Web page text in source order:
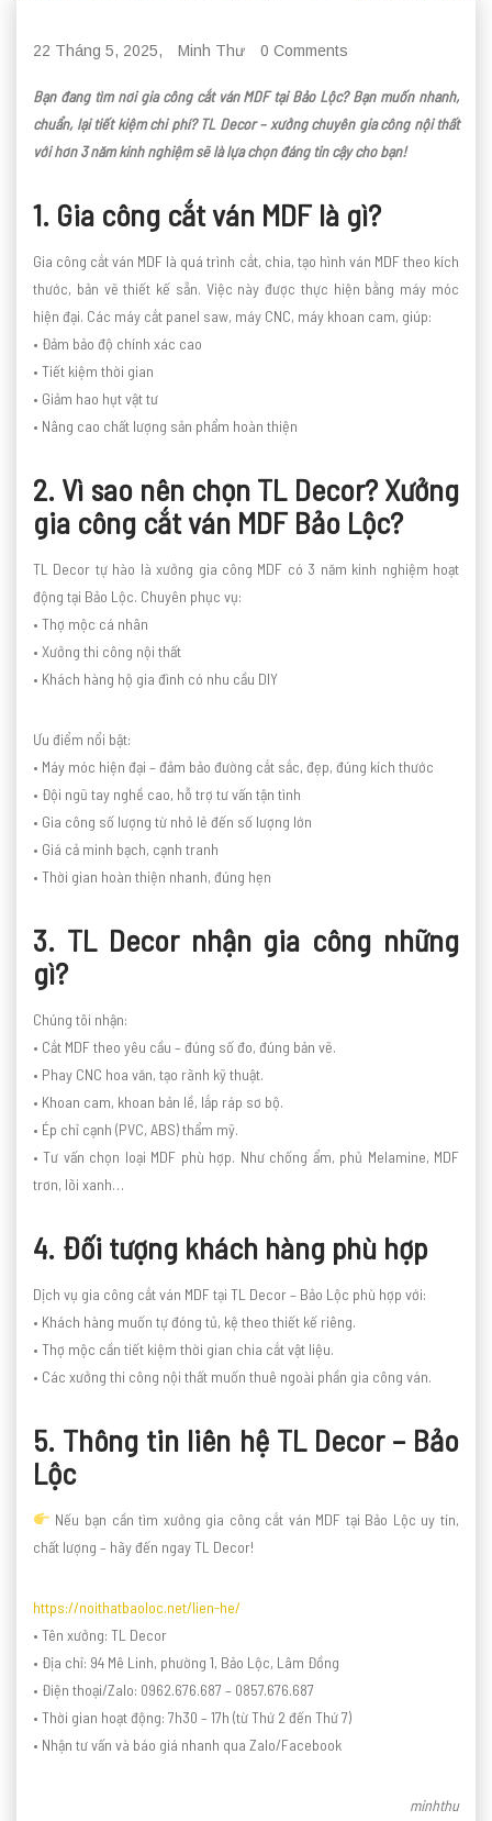
22 Tháng 5, 2025, Minh Thư 0 Comments
Bạn đang tìm nơi gia công cắt ván MDF tại Bảo Lộc? Bạn muốn nhanh,
chuẩn, lại tiết kiệm chi phí? TL Decor – xưởng chuyên gia công nội thất
với hơn 3 năm kinh nghiệm sẽ là lựa chọn đáng tin cậy cho bạn!
1. Gia công cắt ván MDF là gì?
Gia công cắt ván MDF là quá trình cắt, chia, tạo hình ván MDF theo kích
thước, bản vẽ thiết kế sẵn. Việc này được thực hiện bằng máy móc
hiện đại. Các máy cắt panel saw, máy CNC, máy khoan cam, giúp:
• Đảm bảo độ chính xác cao
• Tiết kiệm thời gian
• Giảm hao hụt vật tư
• Nâng cao chất lượng sản phẩm hoàn thiện
2. Vì sao nên chọn TL Decor? Xưởng
gia công cắt ván MDF Bảo Lộc?
TL Decor tự hào là xưởng gia công MDF có 3 năm kinh nghiệm hoạt
động tại Bảo Lộc. Chuyên phục vụ:
• Thợ mộc cá nhân
• Xưởng thi công nội thất
• Khách hàng hộ gia đình có nhu cầu DIY
Ưu điểm nổi bật:
• Máy móc hiện đại – đảm bảo đường cắt sắc, đẹp, đúng kích thước
• Đội ngũ tay nghề cao, hỗ trợ tư vấn tận tình
• Gia công số lượng từ nhỏ lẻ đến số lượng lớn
• Giá cả minh bạch, cạnh tranh
• Thời gian hoàn thiện nhanh, đúng hẹn
3. TL Decor nhận gia công những
gì?
Chúng tôi nhận:
• Cắt MDF theo yêu cầu – đúng số đo, đúng bản vẽ.
• Phay CNC hoa văn, tạo rãnh kỹ thuật.
• Khoan cam, khoan bản lề, lắp ráp sơ bộ.
• Ép chỉ cạnh (PVC, ABS) thẩm mỹ.
• Tư vấn chọn loại MDF phù hợp. Như chống ẩm, phủ Melamine, MDF
trơn, lõi xanh…
4. Đối tượng khách hàng phù hợp
Dịch vụ gia công cắt ván MDF tại TL Decor – Bảo Lộc phù hợp với:
• Khách hàng muốn tự đóng tủ, kệ theo thiết kế riêng.
• Thợ mộc cần tiết kiệm thời gian chia cắt vật liệu.
• Các xưởng thi công nội thất muốn thuê ngoài phần gia công ván.
5. Thông tin liên hệ TL Decor – Bảo
Lộc
Nếu bạn cần tìm xưởng gia công cắt ván MDF tại Bảo Lộc uy tín,
chất lượng – hãy đến ngay TL Decor!
https://noithatbaoloc.net/lien-he/
• Tên xưởng: TL Decor
• Địa chỉ: 94 Mê Linh, phường 1, Bảo Lộc, Lâm Đồng
• Điện thoại/Zalo: 0962.676.687 – 0857.676.687
• Thời gian hoạt động: 7h30 – 17h (từ Thứ 2 đến Thứ 7)
• Nhận tư vấn và báo giá nhanh qua Zalo/Facebook
minhthu